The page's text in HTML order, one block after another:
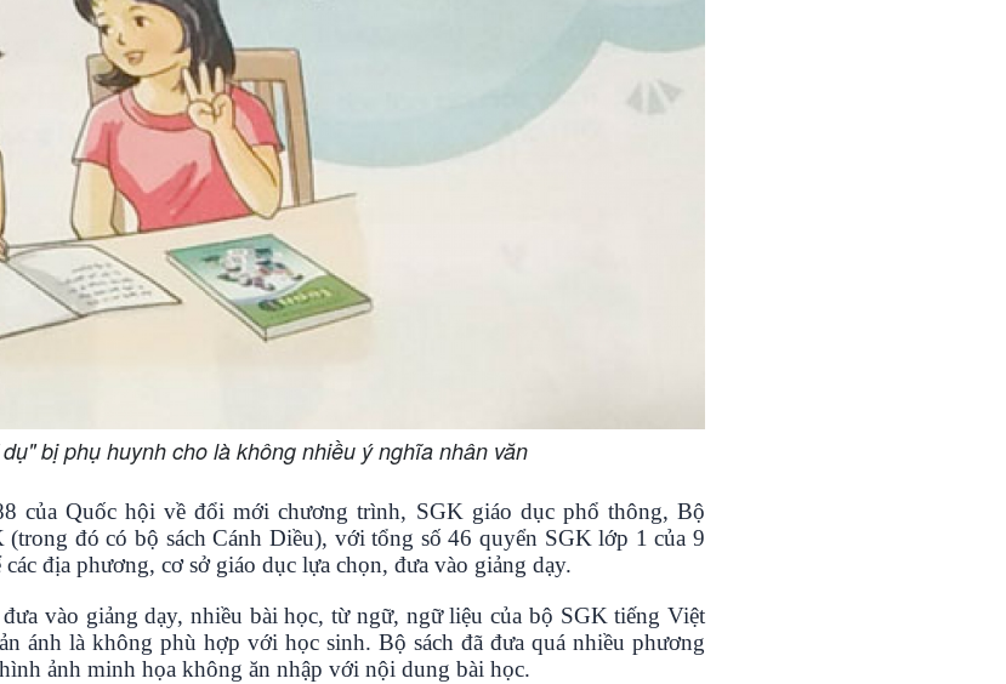
bị phụ huynh cho là không nhiều ý nghĩa nhân văn
của Quốc hội về đổi mới chương trình, SGK giáo dục phổ thông, Bộ
đó có bộ sách Cánh Diều), với tổng số 46 quyển SGK lớp 1 của 9
địa phương, cơ sở giáo dục lựa chọn, đưa vào giảng dạy.
vào giảng dạy, nhiều bài học, từ ngữ, ngữ liệu của bộ SGK tiếng Việt
ánh là không phù hợp với học sinh. Bộ sách đã đưa quá nhiều phương
ảnh minh họa không ăn nhập với nội dung bài học.